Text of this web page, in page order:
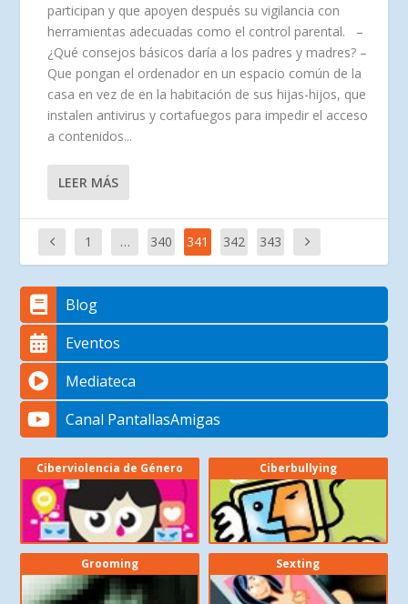
participan y que apoyen después su vigilancia con
herramientas adecuadas como el control parental. –
¿Qué consejos básicos daría a los padres y madres? –
Que pongan el ordenador en un espacio común de la
casa en vez de en la habitación de sus hijas-hijos, que
instalen antivirus y cortafuegos para impedir el acceso
a contenidos...
LEER MÁS
1 … 340 341 342 343
Blog
Eventos
Mediateca
Canal PantallasAmigas
Ciberviolencia de Género Ciberbullying
Grooming Sexting